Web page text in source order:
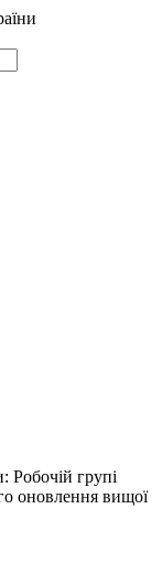
Робочій групі
оновлення вищої